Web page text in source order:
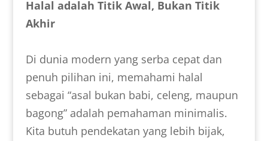
Halal adalah Titik Awal, Bukan Titik
Akhir
Di dunia modern yang serba cepat dan
penuh pilihan ini, memahami halal
sebagai “asal bukan babi, celeng, maupun
bagong” adalah pemahaman minimalis.
Kita butuh pendekatan yang lebih bijak,